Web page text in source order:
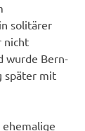
solitärer
nicht
wurde Bern-
später mit